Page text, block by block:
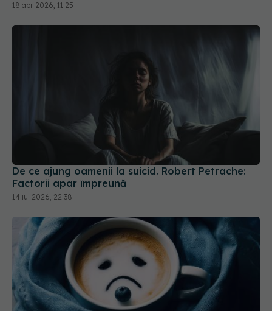
18 apr 2026, 11:25
De ce ajung oamenii la suicid. Robert Petrache:
Factorii apar împreună
14 iul 2026, 22:38